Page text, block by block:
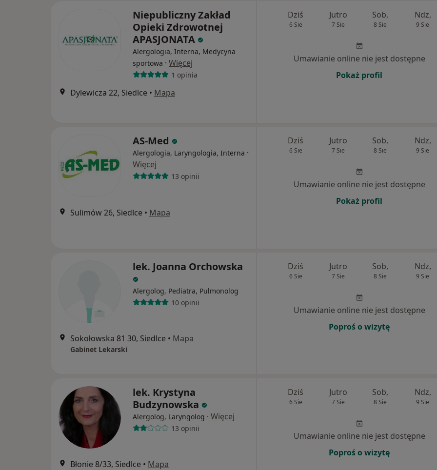
Niepubliczny Zakład
Opieki Zdrowotnej
APASJONATA
Alergologia, Interna, Medycyna
sportowa · Więcej
1 opinia
Dylewicza 22, Siedlce • Mapa
Dziś
6 Sie
Jutro
7 Sie
Sob,
8 Sie
Ndz,
9 Sie
Umawianie online nie jest dostępne
Pokaż profil
AS-Med
Alergologia, Laryngologia, Interna ·
Więcej
13 opinii
Sulimów 26, Siedlce • Mapa
Dziś
6 Sie
Jutro
7 Sie
Sob,
8 Sie
Ndz,
9 Sie
Umawianie online nie jest dostępne
Pokaż profil
lek. Joanna Orchowska
Alergolog, Pediatra, Pulmonolog
10 opinii
Sokołowska 81 30, Siedlce • Mapa
Gabinet Lekarski
Dziś
6 Sie
Jutro
7 Sie
Sob,
8 Sie
Ndz,
9 Sie
Umawianie online nie jest dostępne
Poproś o wizytę
lek. Krystyna
Budzynowska
Alergolog, Laryngolog · Więcej
13 opinii
Błonie 8/33, Siedlce • Mapa
Dziś
6 Sie
Jutro
7 Sie
Sob,
8 Sie
Ndz,
9 Sie
Umawianie online nie jest dostępne
Poproś o wizytę